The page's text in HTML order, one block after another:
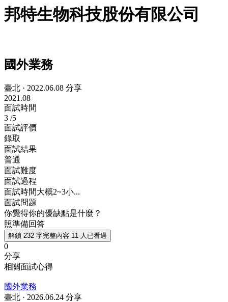
邦特生物科技股份有限公司
國外業務
臺北 · 2022.06.08 分享
2021.08
面試時間
3 /5
面試評價
錄取
面試結果
普通
面試難度
面試過程
面試時間大概2~3小...
面試問題
你覺得你的優缺點是什麼？
照準備回答
解鎖 232 字完整內容 11 人已看過
0
分享
相關面試心得
國外業務
臺北 · 2026.06.24 分享